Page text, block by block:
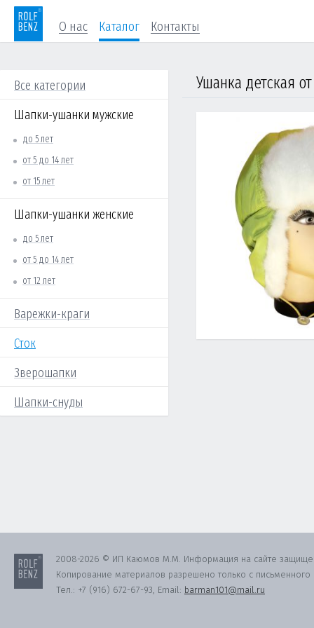
О нас Каталог Контакты
Все категории
Шапки-ушанки мужские
до 5 лет
от 5 до 14 лет
от 15 лет
Шапки-ушанки женские
до 5 лет
от 5 до 14 лет
от 12 лет
Варежки-краги
Сток
Зверошапки
Шапки-снуды
2008-2026 © ИП Каюмов М.М. Информация на сайте
Копирование материалов разрешено только с письменного
Тел.: +7 (916) 672-67-93, Email: barman101@mail.ru